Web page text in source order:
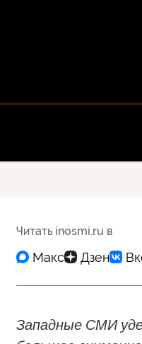
Читать inosmi.ru в
Западные СМИ